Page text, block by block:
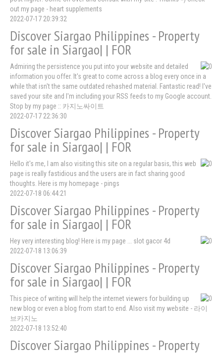
out my page - heart supplements
2022-07-17 20:39:32
Discover Siargao Philippines - Property
for sale in Siargao| | FOR
Admiring the persistence you put into your website and detailed
information you offer. It's great to come across a blog every once in a
while that isn't the same outdated rehashed material. Fantastic read! I've
saved your site and I'm including your RSS feeds to my Google account.
Stop by my page :: 카지노싸이트
2022-07-17 22:36:30
Discover Siargao Philippines - Property
for sale in Siargao| | FOR
Hello it's me, I am also visiting this site on a regular basis, this web
page is really fastidious and the users are in fact sharing good
thoughts. Here is my homepage - pings
2022-07-18 06:44:21
Discover Siargao Philippines - Property
for sale in Siargao| | FOR
Hey very interesting blog! Here is my page ... slot gacor 4d
2022-07-18 13:06:39
Discover Siargao Philippines - Property
for sale in Siargao| | FOR
This piece of writing will help the internet viewers for building up
new blog or even a blog from start to end. Also visit my website - 라이
브카지노
2022-07-18 13:52:40
Discover Siargao Philippines - Property